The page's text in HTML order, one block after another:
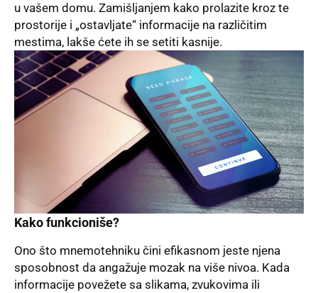
u vašem domu. Zamišljanjem kako prolazite kroz te
prostorije i „ostavljate“ informacije na različitim
mestima, lakše ćete ih se setiti kasnije.
Kako funkcioniše?
Ono što mnemotehniku čini efikasnom jeste njena
sposobnost da angažuje mozak na više nivoa. Kada
informacije povežete sa slikama, zvukovima ili